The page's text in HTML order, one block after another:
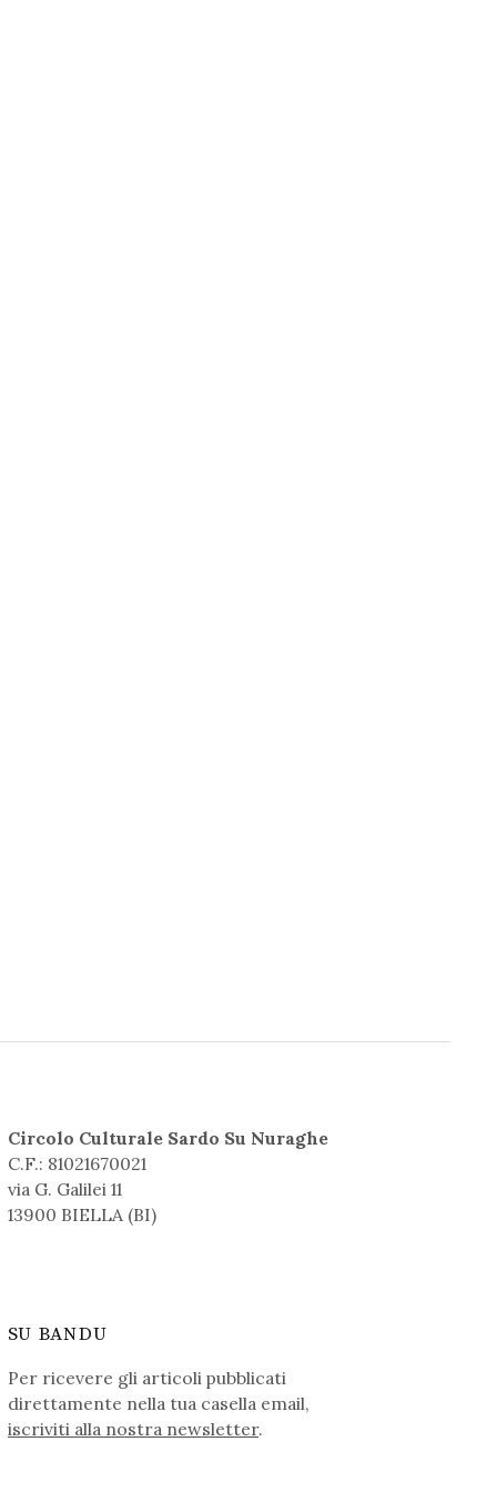
Circolo Culturale Sardo Su Nuraghe
C.F.: 81021670021
via G. Galilei 11
13900 BIELLA (BI)
SU BANDU
Per ricevere gli articoli pubblicati
direttamente nella tua casella email,
iscriviti alla nostra newsletter.